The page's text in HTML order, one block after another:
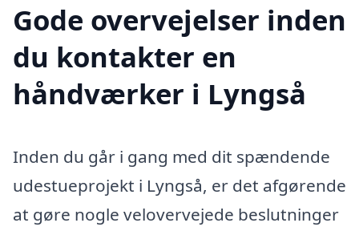
Gode overvejelser inden
du kontakter en
håndværker i Lyngså
Inden du går i gang med dit spændende
udestueprojekt i Lyngså, er det afgørende
at gøre nogle velovervejede beslutninger